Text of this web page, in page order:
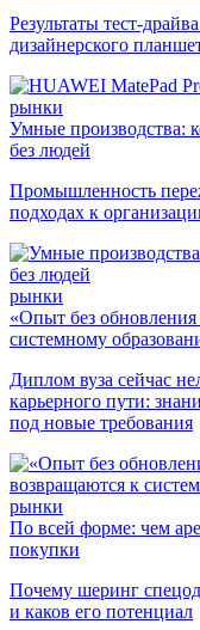
Результаты тест-
дизайнерского
рынки
Умные производства:
без людей
Промышленность
подходах к
рынки
«Опыт без обновления
системному
Диплом вуза сейчас
карьерного пути:
под новые требования
рынки
По всей форме: чем
покупки
Почему шеринг
и каков его потенциал